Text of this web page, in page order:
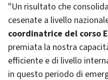
"Un risultato che
cesenate a livello
coordinatrice del corso
premiata la nostra
efficiente e di livello
in questo periodo di